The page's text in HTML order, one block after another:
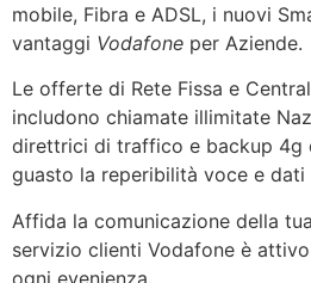
mobile, Fibra e ADSL, i nuovi
vantaggi Vodafone per Aziende.
Le offerte di Rete Fissa e
includono chiamate illimitate
direttrici di traffico e backup 4g
guasto la reperibilità voce e dati
Affida la comunicazione della
servizio clienti Vodafone è
ogni evenienza.